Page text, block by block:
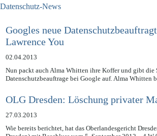
Googles neue
Lawrence You
02.04.2013
Nun packt auch Alma Whitten ihre Koffer und gibt die
OLG Dresden: Löschung privater
27.03.2013